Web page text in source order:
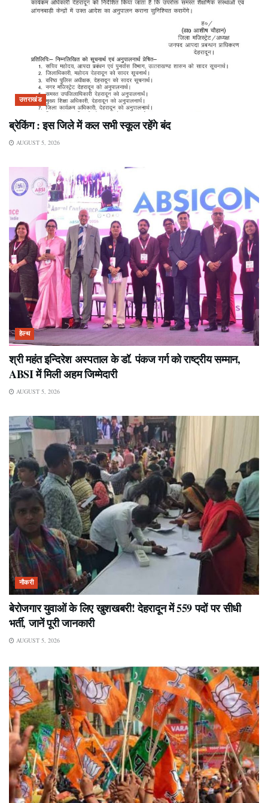
उत्तराखंड
ब्रेकिंग : इस जिले में कल सभी स्कूल रहेंगे बंद
AUGUST 5, 2026
हेल्थ
श्री महंत इन्दिरेश अस्पताल के डॉ. पंकज गर्ग को राष्ट्रीय सम्मान,
ABSI में मिली अहम जिम्मेदारी
AUGUST 5, 2026
नौकरी
बेरोजगार युवाओं के लिए खुशखबरी! देहरादून में 559 पदों पर सीधी
भर्ती, जानें पूरी जानकारी
AUGUST 5, 2026